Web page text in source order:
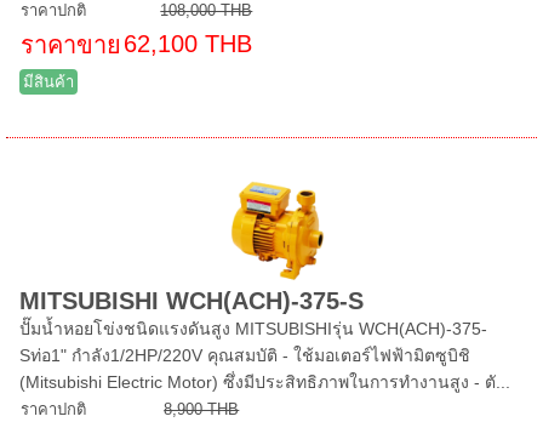
ราคาปกติ 108,000 THB
ราคาขาย 62,100 THB
มีสินค้า
MITSUBISHI WCH(ACH)-375-S
ปั๊มน้ำหอยโข่งชนิดแรงดันสูง MITSUBISHIรุ่น WCH(ACH)-375-
Sท่อ1" กำลัง1/2HP/220V คุณสมบัติ - ใช้มอเตอร์ไฟฟ้ามิตซูบิชิ
(Mitsubishi Electric Motor) ซึ่งมีประสิทธิภาพในการทำงานสูง - ตั...
ราคาปกติ 8,900 THB